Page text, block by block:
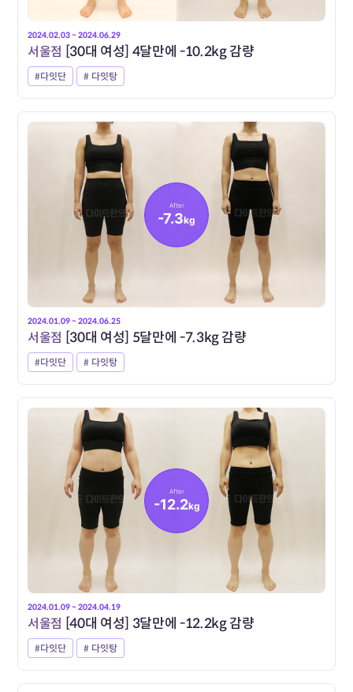
2024.02.03 ~ 2024.06.29
서울점 [30대 여성] 4달만에 -10.2kg 감량
#다잇단 # 다잇탕
After
-7.3kg
2024.01.09 ~ 2024.06.25
서울점 [30대 여성] 5달만에 -7.3kg 감량
#다잇단 # 다잇탕
After
-12.2kg
2024.01.09 ~ 2024.04.19
서울점 [40대 여성] 3달만에 -12.2kg 감량
#다잇단 # 다잇탕